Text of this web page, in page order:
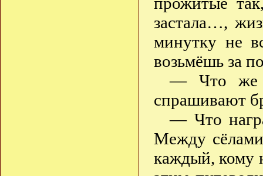
застала…,
минутку не
возьмёшь за
— Что же
спрашивают
— Что
Между
каждый, кому